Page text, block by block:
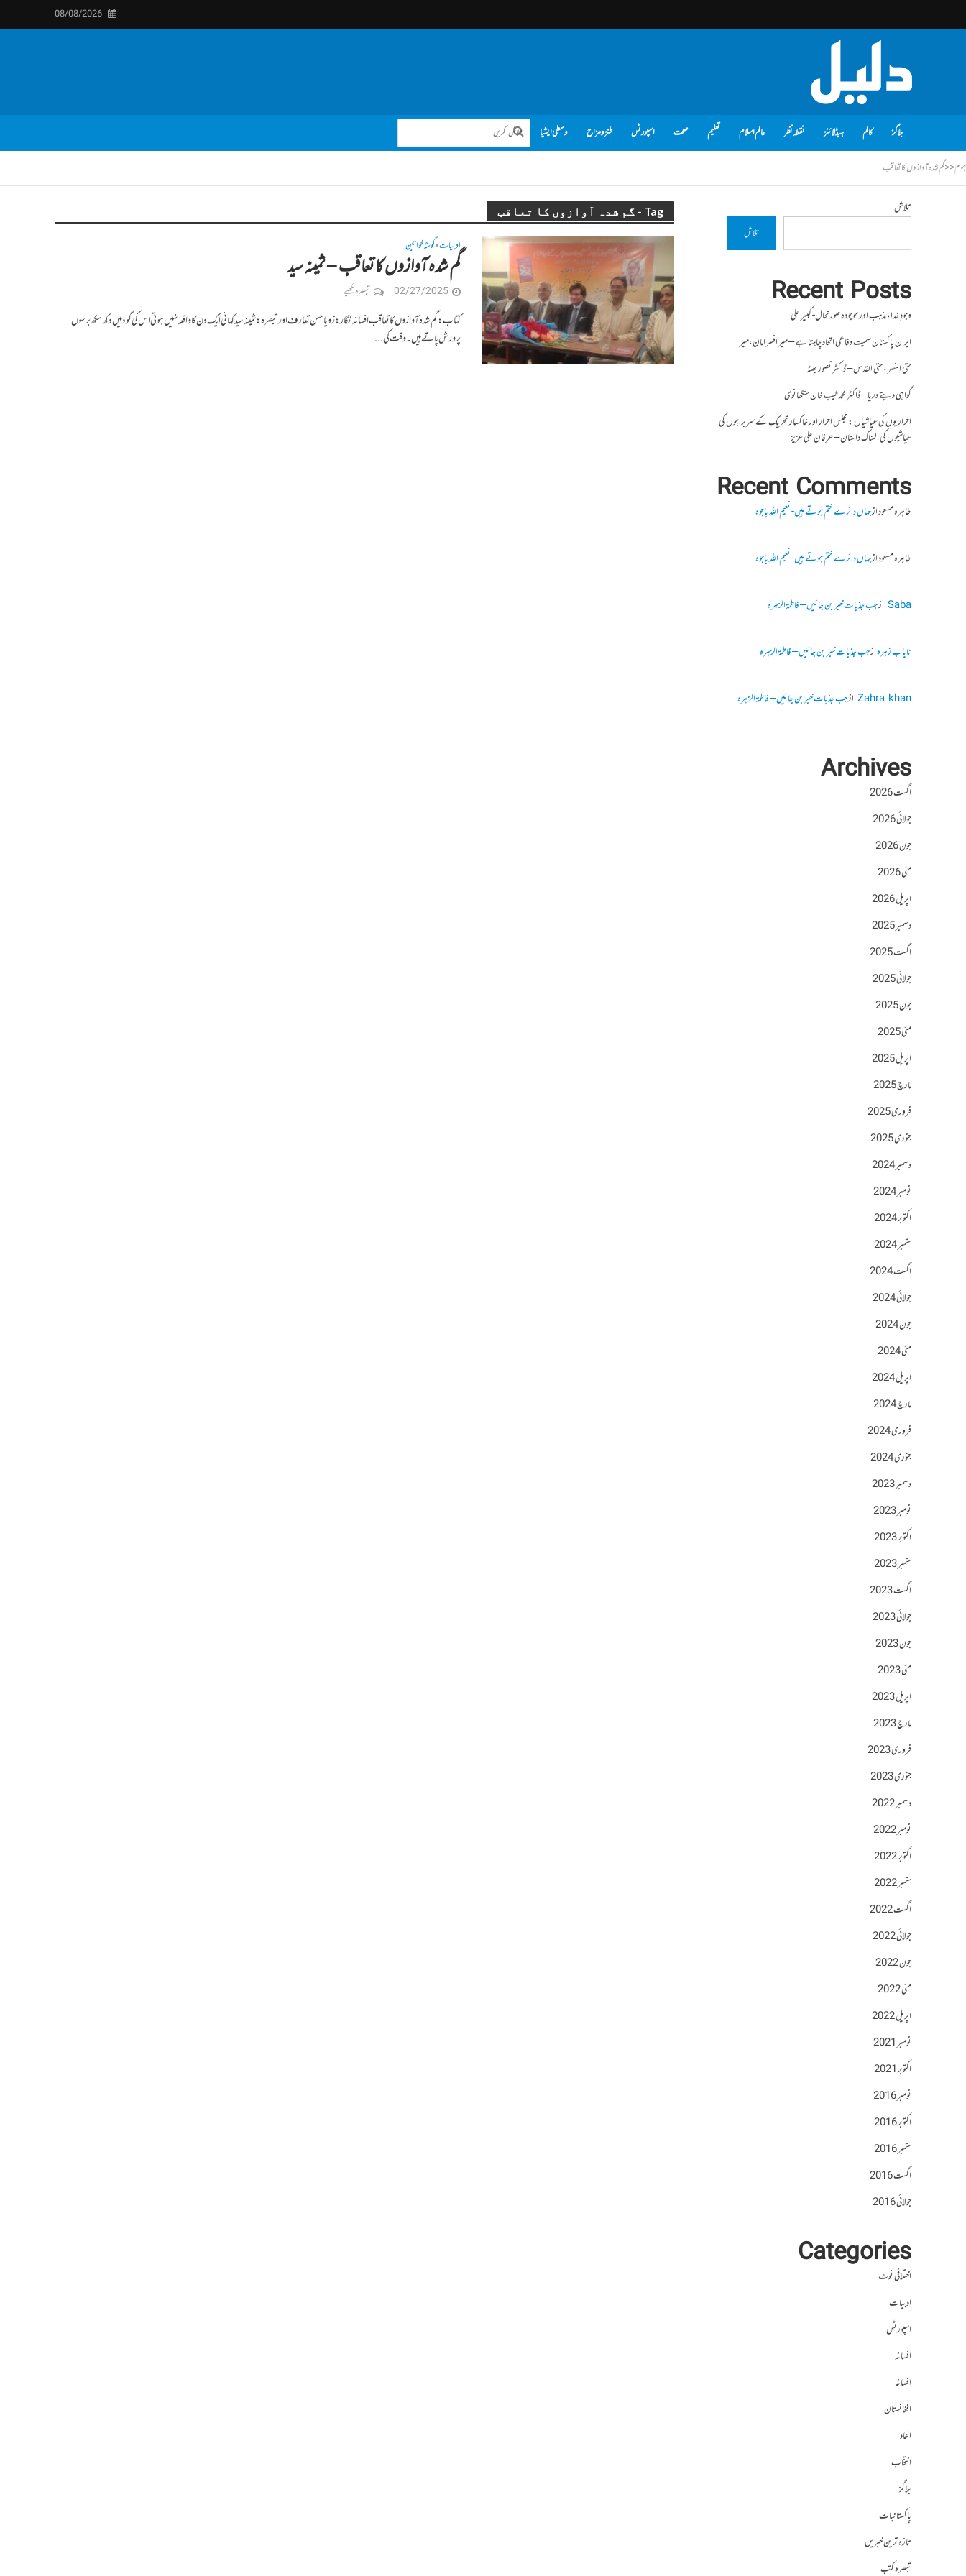
08/08/2026
بلاگز کالم ہیڈلائنز نقطہ نظر عالم اسلام تعلیم صحت اسپورٹس طنز و مزاح وسطی ایشیا
ہوم<<گم شدہ آوازوں کا تعاقب
Tag - گم شدہ آوازوں کا تعاقب
ادبیات•گوشہ خواتین
گم شدہ آوازوں کا تعاقب – ثمینہ سید
02/27/2025 تبصرہ لکھیے
کتاب:گم شدہ آوازوں کا تعاقب افسانہ نگار: زویا حسن تعارف اور تبصرہ:ثمینہ سید کہانی ایک دن کا واقعہ نہیں ہوتی اس کی گود میں دکھ سکھ برسوں
پرورش پاتے ہیں۔ وقت کی...
تلاش
تلاش
Recent Posts
وجودِ خدا، مذہب اور موجودہ صورتحال- کبیر علی
ایران پاکستان سمیت دفاعی اتحاد چاہتا ہے – میر افسر امان،میر
حتی النصر ، حتی القدس – ڈاکٹر تصور بھٹہ
گواہی دیتے دریا – ڈاکٹر محمد طیب خان سنگھانوی
احراریوں کی عیاشیاں : مجلس احرار اور خاکسار تحریک کے سربراہوں کی
عیاشیوں کی المناک داستان – عرفان علی عزیز
Recent Comments
طاہرہ مسعودازجہاں دائرے ختم ہوتے ہیں- نعیم اللہ باجوہ
طاہرہ مسعودازجہاں دائرے ختم ہوتے ہیں- نعیم اللہ باجوہ
Sabaازجب جذبات خبر بن جائیں – فاطمۃالزہرہ
نایاب زہرہازجب جذبات خبر بن جائیں – فاطمۃالزہرہ
Zahra khanازجب جذبات خبر بن جائیں – فاطمۃالزہرہ
Archives
اگست 2026
جولائی 2026
جون 2026
مئی 2026
اپریل 2026
دسمبر 2025
اگست 2025
جولائی 2025
جون 2025
مئی 2025
اپریل 2025
مارچ 2025
فروری 2025
جنوری 2025
دسمبر 2024
نومبر 2024
اکتوبر 2024
ستمبر 2024
اگست 2024
جولائی 2024
جون 2024
مئی 2024
اپریل 2024
مارچ 2024
فروری 2024
جنوری 2024
دسمبر 2023
نومبر 2023
اکتوبر 2023
ستمبر 2023
اگست 2023
جولائی 2023
جون 2023
مئی 2023
اپریل 2023
مارچ 2023
فروری 2023
جنوری 2023
دسمبر 2022
نومبر 2022
اکتوبر 2022
ستمبر 2022
اگست 2022
جولائی 2022
جون 2022
مئی 2022
اپریل 2022
نومبر 2021
اکتوبر 2021
نومبر 2016
اکتوبر 2016
ستمبر 2016
اگست 2016
جولائی 2016
Categories
اختلافی نوٹ
ادبیات
اسپورٹس
افسانہ
افسانہ
افغانستان
الحاد
انتخاب
بلاگز
پاکستانیات
تازہ ترین خبریں
تبصرہ کتب